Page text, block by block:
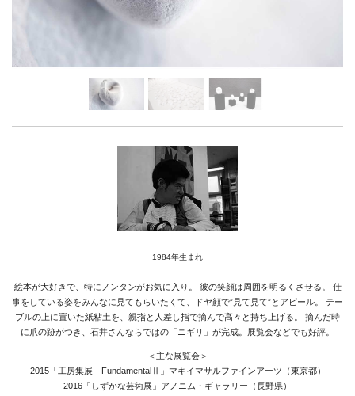
Goods
Access
Link
Facebook
Instagram
Youtube
online-shop
art center syu
南関東・甲信障害者
アートサポートセンター
1984年生まれ
絵本が大好きで、特にノンタンがお気に入り。 彼の笑顔は周囲を明るくさせる。
仕
事をしている姿をみんなに見てもらいたくて、ドヤ顔で”見て見て”とアピール。
テー
ブルの上に置いた紙粘土を、親指と人差し指で摘んで高々と持ち上げる。
摘んだ時
に爪の跡がつき、石井さんならではの「ニギリ」が完成。展覧会などでも好評。
＜主な展覧会＞
2015「工房集展 FundamentalⅡ」マキイマサルファインアーツ（東京都）
2016「しずかな芸術展」アノニム・ギャラリー（長野県）